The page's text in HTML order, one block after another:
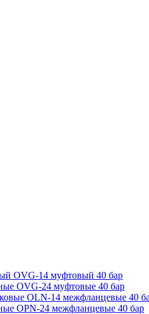
OVG-14 муфтовый 40 бар
OVG-24 муфтовые 40 бар
OLN-14 межфланцевые 40
OPN-24 межфланцевые 40 бар